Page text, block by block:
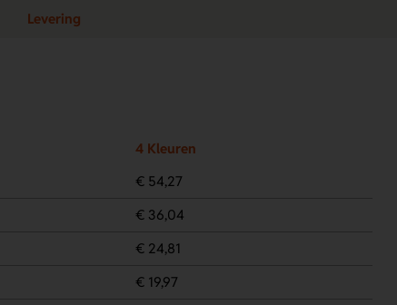
Levering
4 Kleuren
€ 54,27
€ 36,04
€ 24,81
€ 19,97